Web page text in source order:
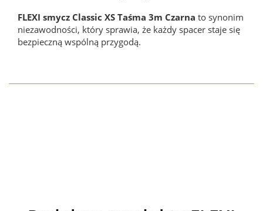
FLEXI smycz Classic XS Taśma 3m Czarna to synonim
niezawodności, który sprawia, że każdy spacer staje się
bezpieczną wspólną przygodą.